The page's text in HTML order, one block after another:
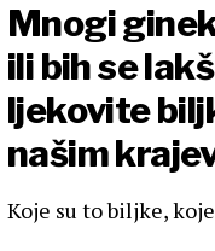
Mnogi
ili bih se
ljekovite
našim
Koje su to biljke,